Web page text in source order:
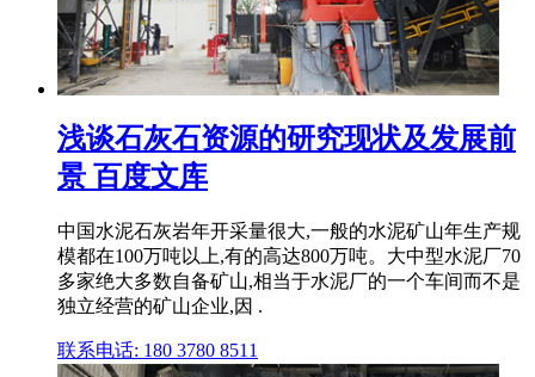
浅谈石灰石资源的研究现状及发展前
景 百度文库
中国水泥石灰岩年开采量很大,一般的水泥矿山年生产规
模都在100万吨以上,有的高达800万吨。大中型水泥厂70
多家绝大多数自备矿山,相当于水泥厂的一个车间而不是
独立经营的矿山企业,因 .
联系电话: 180 3780 8511